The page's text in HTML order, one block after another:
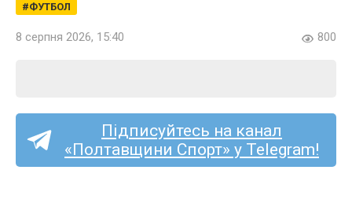
ФУТБОЛ
8 серпня 2026, 15:40 800
Підписуйтесь на канал
«Полтавщини Спорт» у Telegram!